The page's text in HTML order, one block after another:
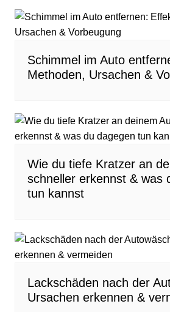
Schimmel im Auto
Methoden, Ursachen &
Wie du tiefe Kratzer an
schneller erkennst & was
tun kannst
Lackschäden nach der
Ursachen erkennen &